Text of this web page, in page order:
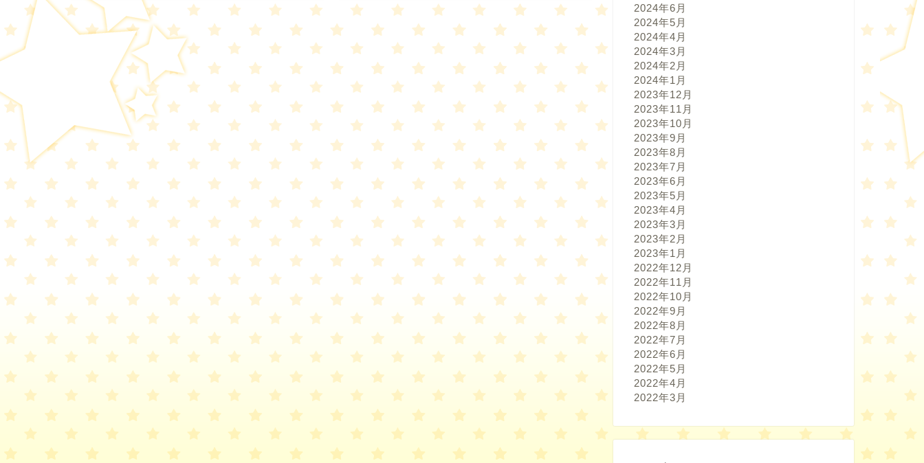
2024年6月
2024年5月
2024年4月
2024年3月
2024年2月
2024年1月
2023年12月
2023年11月
2023年10月
2023年9月
2023年8月
2023年7月
2023年6月
2023年5月
2023年4月
2023年3月
2023年2月
2023年1月
2022年12月
2022年11月
2022年10月
2022年9月
2022年8月
2022年7月
2022年6月
2022年5月
2022年4月
2022年3月